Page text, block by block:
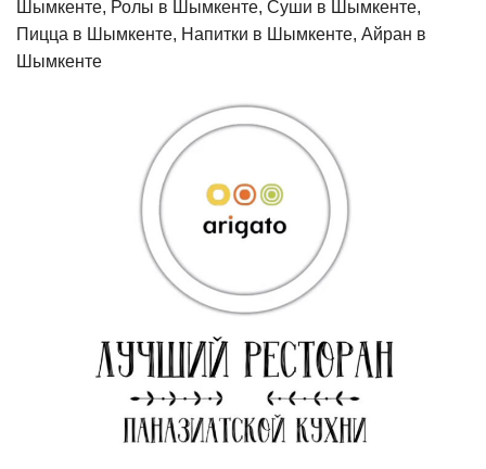
Шымкенте, Ролы в Шымкенте, Суши в Шымкенте,
Пицца в Шымкенте, Напитки в Шымкенте, Айран в
Шымкенте